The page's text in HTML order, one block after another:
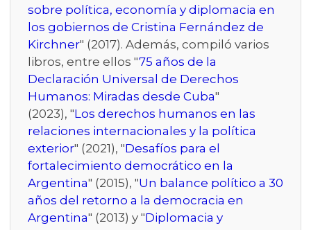
sobre política, economía y diplomacia en
los gobiernos de Cristina Fernández de
Kirchner" (2017). Además, compiló varios
libros, entre ellos "75 años de la
Declaración Universal de Derechos
Humanos: Miradas desde Cuba"
(2023), "Los derechos humanos en las
relaciones internacionales y la política
exterior" (2021), "Desafíos para el
fortalecimiento democrático en la
Argentina" (2015), "Un balance político a 30
años del retorno a la democracia en
Argentina" (2013) y "Diplomacia y